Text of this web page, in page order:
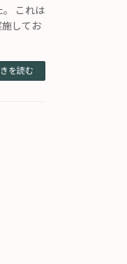
。 これは
してお
を読む